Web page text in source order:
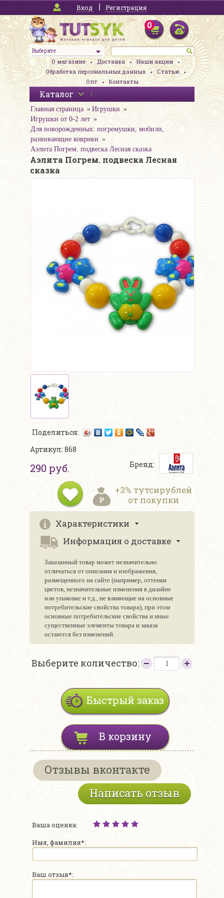
Вход Регистрация
Выберите
0
О магазине Доставка
Наши акции
Обработка персональных данных
Статьи
Опт
Контакты
Каталог
Главная страница
Игрушки
Игрушки от 0-2 лет
Для новорожденных: погремушки, мобили,
развивающие коврики
Аэлита Погрем. подвеска Лесная сказка
Аэлита Погрем. подвеска Лесная
сказка
Поделиться:
Артикул: 868
290 руб. Бренд:
+3% тутсирублей
от покупки
Характеристики
Информация о доставке
Заказанный товар может незначительно
отличаться от описания и изображения,
размещенного на сайте (например, оттенки
цветов, незначительные изменения в дизайне
или упаковке и т.д., не влияющие на основные
потребительские свойства товара), при этом
основные потребительские свойства и иные
существенные элементы товара и заказа
остаются без изменений.
Выберите количество:
Быстрый заказ
В корзину
Отзывы вконтакте
Написать отзыв
Ваша оценка:
Имя, фамилия*:
Ваш отзыв*: